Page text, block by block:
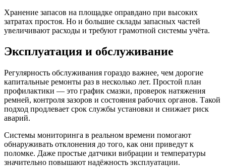
Хранение запасов на площадке оправдано при высоких
затратах простоя. Но и большие склады запасных частей
увеличивают расходы и требуют грамотной системы учёта.
Эксплуатация и обслуживание
Регулярность обслуживания гораздо важнее, чем дорогие
капитальные ремонты раз в несколько лет. Простой план
профилактики — это график смазки, проверок натяжения
ремней, контроля зазоров и состояния рабочих органов. Такой
подход продлевает срок службы установки и снижает риск
аварий.
Системы мониторинга в реальном времени помогают
обнаруживать отклонения до того, как они приведут к
поломке. Даже простые датчики вибрации и температуры
значительно повышают надёжность эксплуатации.